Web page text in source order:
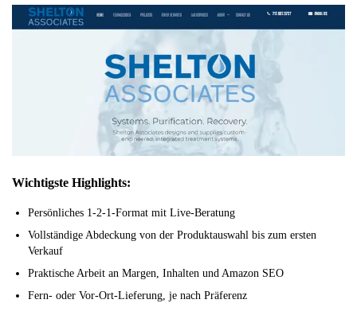
Wichtigste Highlights:
Persönliches 1-2-1-Format mit Live-Beratung
Vollständige Abdeckung von der Produktauswahl bis zum ersten
Verkauf
Praktische Arbeit an Margen, Inhalten und Amazon SEO
Fern- oder Vor-Ort-Lieferung, je nach Präferenz